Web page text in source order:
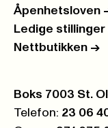
Åpenhetsloven
Ledige stillinger
Nettbutikken ->
Postboks:
Boks 7003 St.
Telefon: 23 06